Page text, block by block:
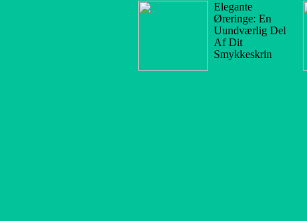
Elegante
Øreringe: En
Uundværlig Del
Af Dit
Smykkeskrin